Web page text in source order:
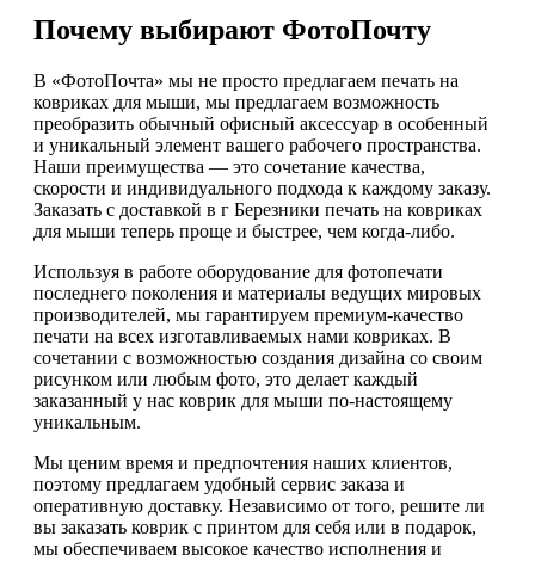
Почему выбирают ФотоПочту
В «ФотоПочта» мы не просто предлагаем печать на
ковриках для мыши, мы предлагаем возможность
преобразить обычный офисный аксессуар в особенный
и уникальный элемент вашего рабочего пространства.
Наши преимущества — это сочетание качества,
скорости и индивидуального подхода к каждому заказу.
Заказать с доставкой в г Березники печать на ковриках
для мыши теперь проще и быстрее, чем когда-либо.
Используя в работе оборудование для фотопечати
последнего поколения и материалы ведущих мировых
производителей, мы гарантируем премиум-качество
печати на всех изготавливаемых нами ковриках. В
сочетании с возможностью создания дизайна со своим
рисунком или любым фото, это делает каждый
заказанный у нас коврик для мыши по-настоящему
уникальным.
Мы ценим время и предпочтения наших клиентов,
поэтому предлагаем удобный сервис заказа и
оперативную доставку. Независимо от того, решите ли
вы заказать коврик с принтом для себя или в подарок,
мы обеспечиваем высокое качество исполнения и